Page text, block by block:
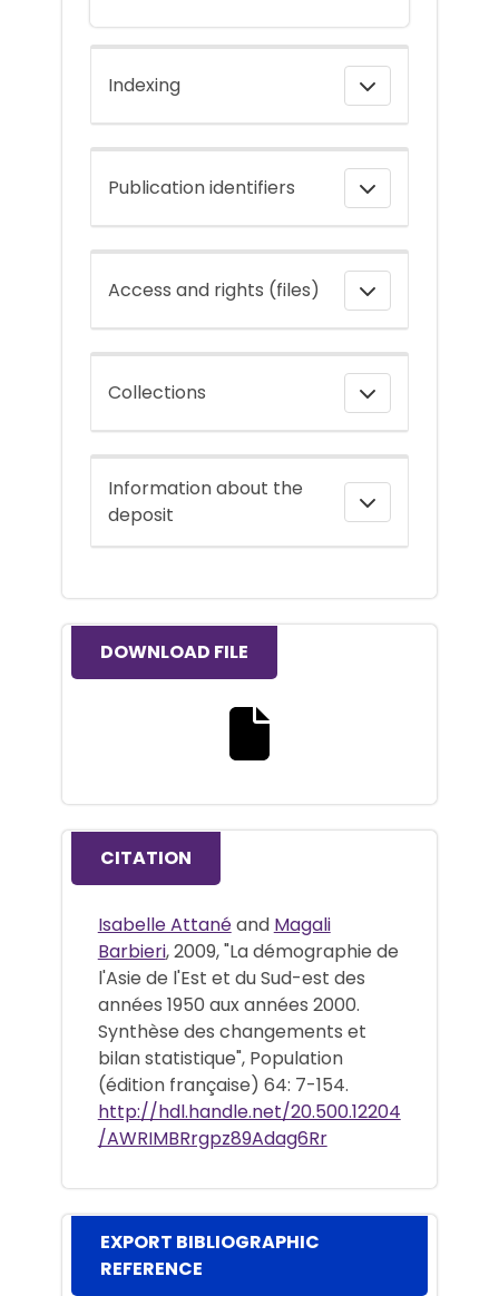
Indexing
Publication identifiers
Access and rights (files)
Collections
Information about the
deposit
DOWNLOAD FILE
CITATION
Isabelle Attanéand Magali
Barbieri, 2009, "La démographie de
l'Asie de l'Est et du Sud-est des
années 1950 aux années 2000.
Synthèse des changements et
bilan statistique", Population
(édition française) 64: 7-154.
http://hdl.handle.net/20.500.12204
/AWRIMBRrgpz89Adag6Rr
EXPORT BIBLIOGRAPHIC
REFERENCE